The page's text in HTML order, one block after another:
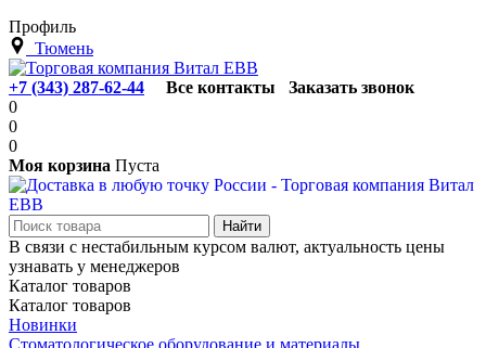
Профиль
Тюмень
+7 (343) 287-62-44 Все контакты
Заказать звонок
0
0
0
Моя корзина Пуста
В связи с нестабильным курсом валют, актуальность цены
узнавать у менеджеров
Каталог товаров
Каталог товаров
Новинки
Стоматологическое оборудование и материалы